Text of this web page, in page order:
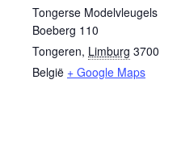
Tongerse Modelvleugels
Boeberg 110
Tongeren, Limburg 3700
België + Google Maps